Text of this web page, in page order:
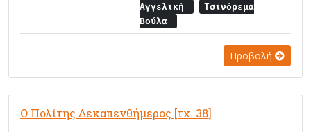
Αγγελική
Τσινόρεμα
Βούλα
Προβολή
Ο Πολίτης Δεκαπενθήμερος [τχ. 38]